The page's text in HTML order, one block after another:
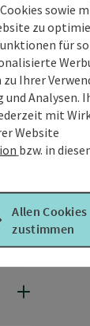
sowie
zu
für
Ihrer
Analysen.
mit
Website
bzw. in
Allen Cookies
zustimmen